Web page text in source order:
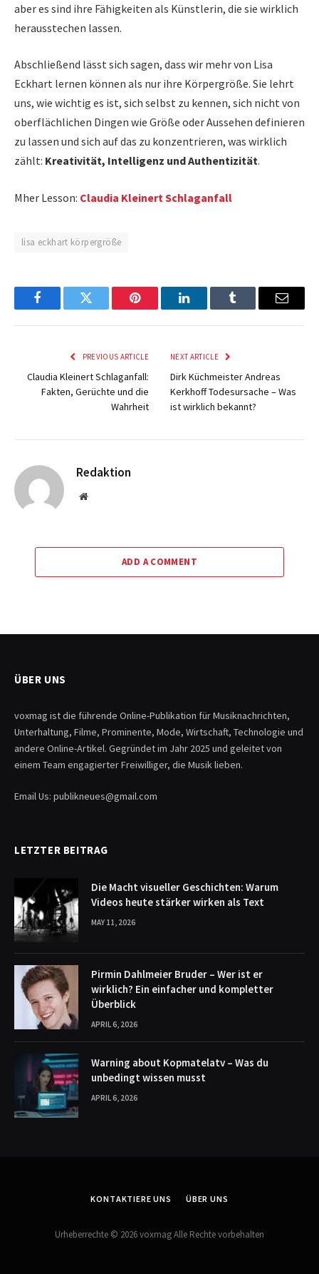
aber es sind ihre Fähigkeiten als Künstlerin, die sie wirklich
herausstechen lassen.
Abschließend lässt sich sagen, dass wir mehr von Lisa
Eckhart lernen können als nur ihre Körpergröße. Sie lehrt
uns, wie wichtig es ist, sich selbst zu kennen, sich nicht von
oberflächlichen Dingen wie Größe oder Aussehen definieren
zu lassen und sich auf das zu konzentrieren, was wirklich
zählt: Kreativität, Intelligenz und Authentizität.
Mher Lesson: Claudia Kleinert Schlaganfall
lisa eckhart körpergröße
FacebookTwitter Pinterest LinkedInTumblr Email
PREVIOUS ARTICLE
Claudia Kleinert Schlaganfall:
Fakten, Gerüchte und die
Wahrheit
NEXT ARTICLE
Dirk Küchmeister Andreas
Kerkhoff Todesursache – Was
ist wirklich bekannt?
Redaktion
Website
ADD A COMMENT
ÜBER UNS
voxmag ist die führende Online-Publikation für Musiknachrichten,
Unterhaltung, Filme, Prominente, Mode, Wirtschaft, Technologie und
andere Online-Artikel. Gegründet im Jahr 2025 und geleitet von
einem Team engagierter Freiwilliger, die Musik lieben.
Email Us: publikneues@gmail.com
LETZTER BEITRAG
Die Macht visueller Geschichten: Warum
Videos heute stärker wirken als Text
MAY 11, 2026
Pirmin Dahlmeier Bruder – Wer ist er
wirklich? Ein einfacher und kompletter
Überblick
APRIL 6, 2026
Warning about Kopmatelatv – Was du
unbedingt wissen musst
APRIL 6, 2026
KONTAKTIERE UNS ÜBER UNS
Urheberrechte © 2026 voxmag Alle Rechte vorbehalten